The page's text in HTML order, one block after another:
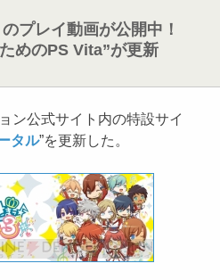
プレイ動画が公開中！
めのPS Vita”が更新
ン公式サイト内の特設サイ
タル”を更新した。